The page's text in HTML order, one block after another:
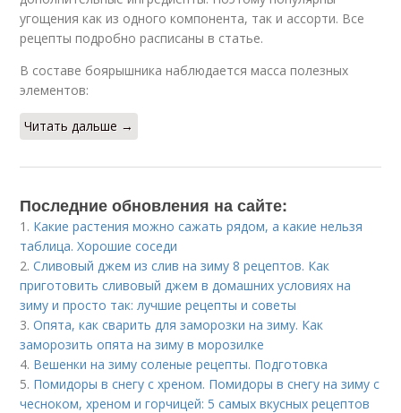
угощения как из одного компонента, так и ассорти. Все
рецепты подробно расписаны в статье.
В составе боярышника наблюдается масса полезных
элементов:
Читать дальше →
Последние обновления на сайте:
1. Какие растения можно сажать рядом, а какие нельзя
таблица. Хорошие соседи
2.Сливовый джем из слив на зиму 8 рецептов. Как
приготовить сливовый джем в домашних условиях на
зиму и просто так: лучшие рецепты и советы
3.Опята, как сварить для заморозки на зиму. Как
заморозить опята на зиму в морозилке
4. Вешенки на зиму соленые рецепты. Подготовка
5. Помидоры в снегу с хреном. Помидоры в снегу на зиму с
чесноком, хреном и горчицей: 5 самых вкусных рецептов